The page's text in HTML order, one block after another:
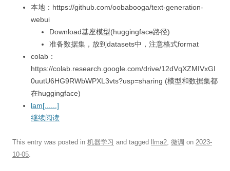
本地：https://github.com/oobabooga/text-generation-
webui
Download基座模型(huggingface路径)
准备数据集，放到datasets中，注意格式format
colab：
https://colab.research.google.com/drive/12dVqXZMIVxGI
0uutU6HG9RWbWPXL3vts?usp=sharing (模型和数据集都
在huggingface)
lam[......]
继续阅读
This entry was posted in 机器学习 and tagged llma2, 微调 on 2023-
10-05.